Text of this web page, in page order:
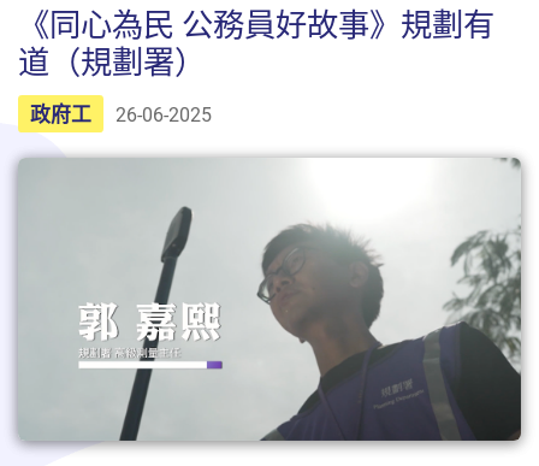
《同心為民 公務員好故事》規劃有
道（規劃署）
政府工 26-06-2025